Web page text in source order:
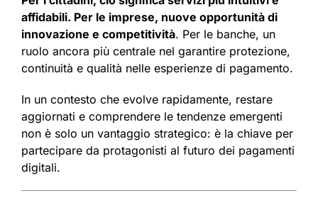
affidabili. Per le imprese, nuove opportunità di
innovazione e competitività. Per le banche, un
ruolo ancora più centrale nel garantire protezione,
continuità e qualità nelle esperienze di pagamento.
In un contesto che evolve rapidamente, restare
aggiornati e comprendere le tendenze emergenti
non è solo un vantaggio strategico: è la chiave per
partecipare da protagonisti al futuro dei pagamenti
digitali.